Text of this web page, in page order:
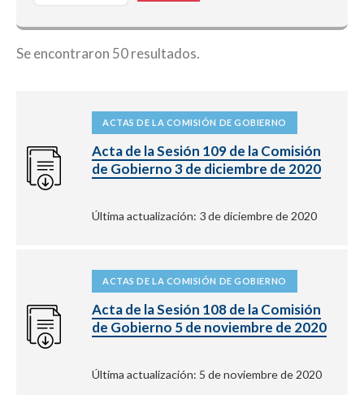
Se encontraron 50 resultados.
ACTAS DE LA COMISIÓN DE GOBIERNO
Acta de la Sesión 109 de la Comisión
de Gobierno 3 de diciembre de 2020
Última actualización: 3 de diciembre de 2020
ACTAS DE LA COMISIÓN DE GOBIERNO
Acta de la Sesión 108 de la Comisión
de Gobierno 5 de noviembre de 2020
Última actualización: 5 de noviembre de 2020